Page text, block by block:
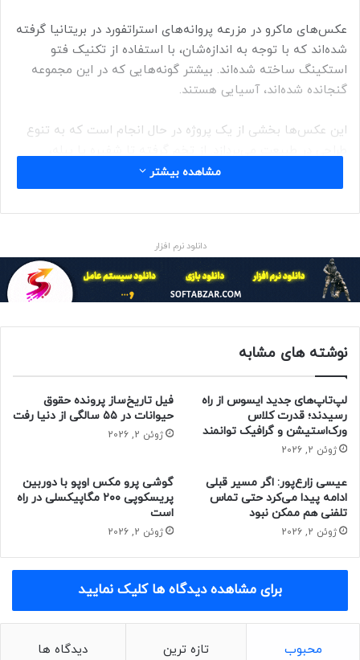
عکس‌های ماکرو در مزرعه پروانه‌های استراتفورد در بریتانیا گرفته
شده‌اند که با توجه به اندازه‌شان، با استفاده از تکنیک فتو
استکینگ ساخته شده‌اند. بیشتر گونه‌هایی که در این مجموعه
گنجانده شده‌اند، آسیایی هستند.
این عکس‌ها بخشی از یک پروژه در حال انجام است که به تنوع
طبیعت طیف شگفت‌انگیزی از طرح‌ها را ایجاد می‌کند که اغلب
مختص یک گونه خاص است. بسیاری ازشفیره حشراتماورایی و
عجیب‌وغریب تکامل یافته‌اند تا از نظر ظاهری فریبنده باشند و با
شکارچیان احتمالی عمل کنند.
بیس می‌گوید که این عکس‌ها با هدف سرگرمی و آموزش به
جزئیات پیچیده‌ای را که تکامل ایجاد کرده است، درک کند.
بیس به موزه تاریخ طبیعی آمریکا می‌گوید:
فکر نمی‌کنم مردم اهمیت حشرات و
کارهایی که آن‌ها برای ما به‌عنوان یک
گونه و کل سیاره انجام می‌دهند، درک
کنند. ما باید درک کنیم که آن‌ها مهم
مشاهده بیشتر
دانلود نرم افزار
نوشته های مشابه
لپ‌تاپ‌های جدید ایسوس از راه
رسیدند؛ قدرت کلاس
ورک‌استیشن و گرافیک توانمند
ژوئن 2, 2026
فیل تاریخ‌ساز پرونده حقوق
حیوانات در ۵۵ سالگی از دنیا رفت
ژوئن 2, 2026
عیسی زارع‌پور: اگر مسیر قبلی
ادامه پیدا می‌کرد حتی تماس
تلفنی هم ممکن نبود
ژوئن 2, 2026
گوشی پرو مکس اوپو با دوربین
پریسکوپی ۲۰۰ مگاپیکسلی در راه
است
ژوئن 2, 2026
برای مشاهده دیدگاه ها کلیک نمایید
محبوب تازه ترین دیدگاه ها